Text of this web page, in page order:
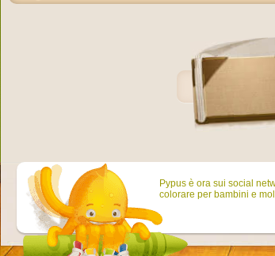
Pypus è ora sui social
colorare per bambini e